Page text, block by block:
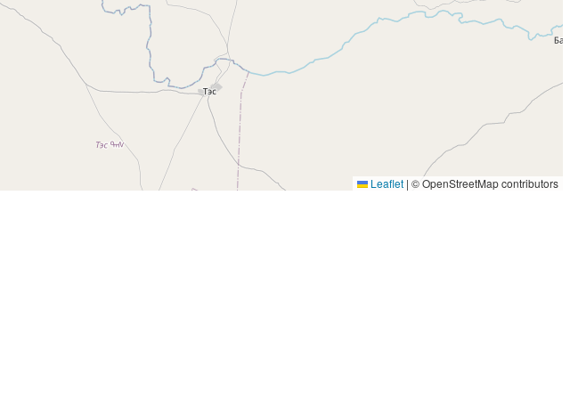
Leaflet | © OpenStreetMap contributors